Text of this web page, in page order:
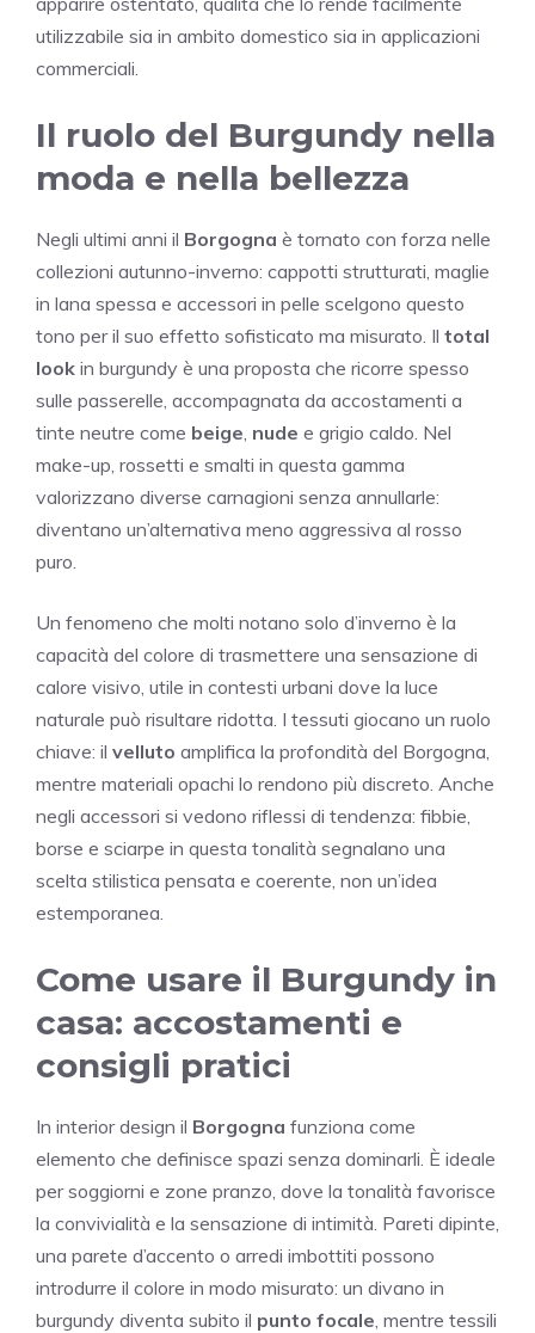
utilizzabile sia in ambito domestico sia in applicazioni
commerciali.
Il ruolo del Burgundy nella
moda e nella bellezza
Negli ultimi anni il Borgogna è tornato con forza nelle
collezioni autunno-inverno: cappotti strutturati, maglie
in lana spessa e accessori in pelle scelgono questo
tono per il suo effetto sofisticato ma misurato. Il total
look in burgundy è una proposta che ricorre spesso
sulle passerelle, accompagnata da accostamenti a
tinte neutre come beige nude e grigio caldo. Nel
make-up, rossetti e smalti in questa gamma
valorizzano diverse carnagioni senza annullarle:
diventano un’alternativa meno aggressiva al rosso
puro.
Un fenomeno che molti notano solo d’inverno è la
capacità del colore di trasmettere una sensazione di
calore visivo, utile in contesti urbani dove la luce
naturale può risultare ridotta. I tessuti giocano un ruolo
chiave: il velluto amplifica la profondità del Borgogna,
mentre materiali opachi lo rendono più discreto. Anche
negli accessori si vedono riflessi di tendenza: fibbie,
borse e sciarpe in questa tonalità segnalano una
scelta stilistica pensata e coerente, non un’idea
estemporanea.
Come usare il Burgundy in
casa: accostamenti e
consigli pratici
In interior design il Borgogna funziona come
elemento che definisce spazi senza dominarli. È ideale
per soggiorni e zone pranzo, dove la tonalità favorisce
la convivialità e la sensazione di intimità. Pareti dipinte,
una parete d’accento o arredi imbottiti possono
introdurre il colore in modo misurato: un divano in
burgundy diventa subito il punto focale , mentre tessili